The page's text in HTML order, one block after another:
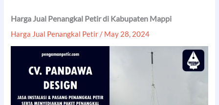
Harga Jual Penangkal Petir di Kabupaten Mappi
Harga Jual Penangkal Petir / May 28, 2024